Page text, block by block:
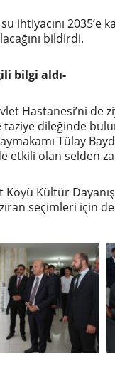
su ihtiyacını
bildirdi.
bilgi aldı-
Hastanesi’ni de
taziye dileğinde
Tülay
etkili olan selden
Köyü Kültür
seçimleri için